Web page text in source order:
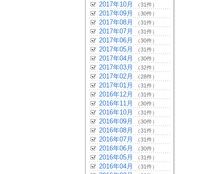
2017年10月 （31件）
2017年09月 （30件）
2017年08月 （31件）
2017年07月 （31件）
2017年06月 （30件）
2017年05月 （31件）
2017年04月 （30件）
2017年03月 （32件）
2017年02月 （28件）
2017年01月 （31件）
2016年12月 （31件）
2016年11月 （30件）
2016年10月 （31件）
2016年09月 （30件）
2016年08月 （31件）
2016年07月 （31件）
2016年06月 （30件）
2016年05月 （31件）
2016年04月 （31件）